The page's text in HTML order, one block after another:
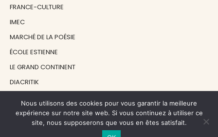
FRANCE-CULTURE
IMEC
MARCHÉ DE LA POÉSIE
ÉCOLE ESTIENNE
LE GRAND CONTINENT
DIACRITIK
NOS SOUTIENS
Nous utilisons des cookies pour vous garantir la meilleure
expérience sur notre site web. Si vous continuez à utiliser ce
site, nous supposerons que vous en êtes satisfait.